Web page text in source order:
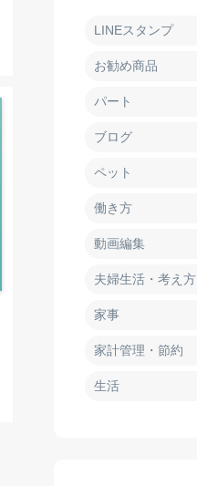
LINEスタンプ
お勧め商品
パート
ブログ
ペット
働き方
動画編集
夫婦生活・考え方
家事
家計管理・節約
生活